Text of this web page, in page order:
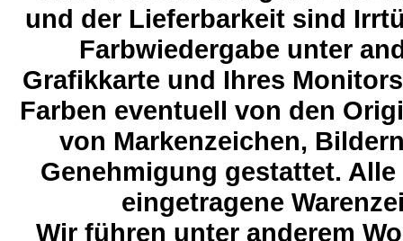
und der Lieferbarkeit sind
Farbwiedergabe unter
Grafikkarte und Ihres
Farben eventuell von den
von Markenzeichen,
Genehmigung gestattet.
eingetragene
Wir führen unter anderem